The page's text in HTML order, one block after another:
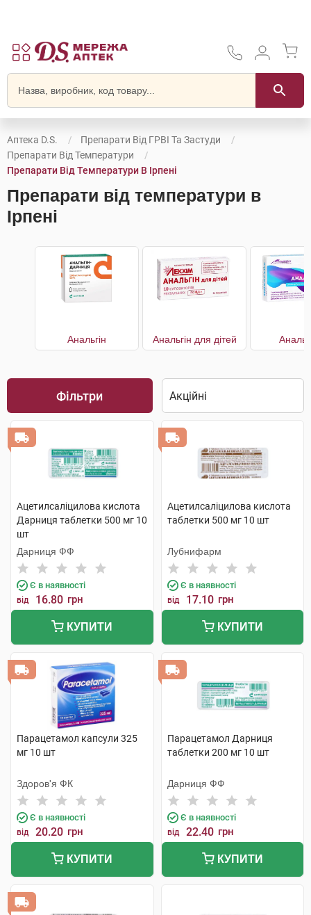
Аптека D.S.
Препарати Від ГРВІ Та Застуди
Препарати Від Температури
Препарати Від Температури В Ірпені
Препарати від температури в
Ірпені
Анальгін Анальгін для дітей
Фільтри
Ацетилсаліцилова кислота
Дарниця таблетки 500 мг 10
шт
Дарниця ФФ
Є в наявності
від 16.80 грн
КУПИТИ
Ацетилсаліцилова кислота
таблетки 500 мг 10 шт
Лубнифарм
Є в наявності
від 17.10 грн
КУПИТИ
Парацетамол капсули 325
мг 10 шт
Здоров'я ФК
Є в наявності
від 20.20 грн
КУПИТИ
Парацетамол Дарниця
таблетки 200 мг 10 шт
Дарниця ФФ
Є в наявності
від 22.40 грн
КУПИТИ